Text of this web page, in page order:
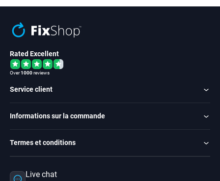
Rated Excellent
Over1000reviews
Service client
Informations sur la commande
Termes et conditions
Live chat